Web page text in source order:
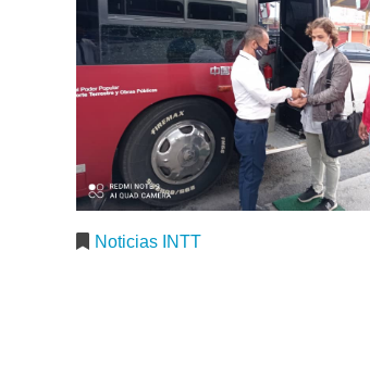
Noticias INTT